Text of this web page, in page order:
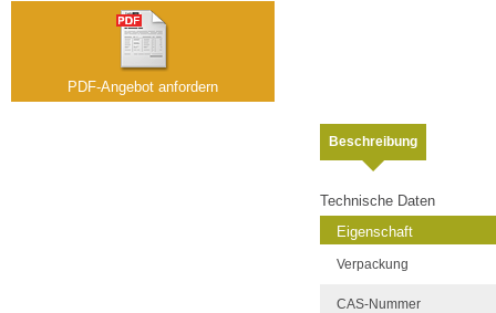
PDF-Angebot anfordern
Beschreibung
Technische Daten
Eigenschaft
Verpackung
CAS-Nummer